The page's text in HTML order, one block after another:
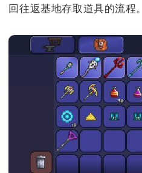
回往返基地存取道具的流程。